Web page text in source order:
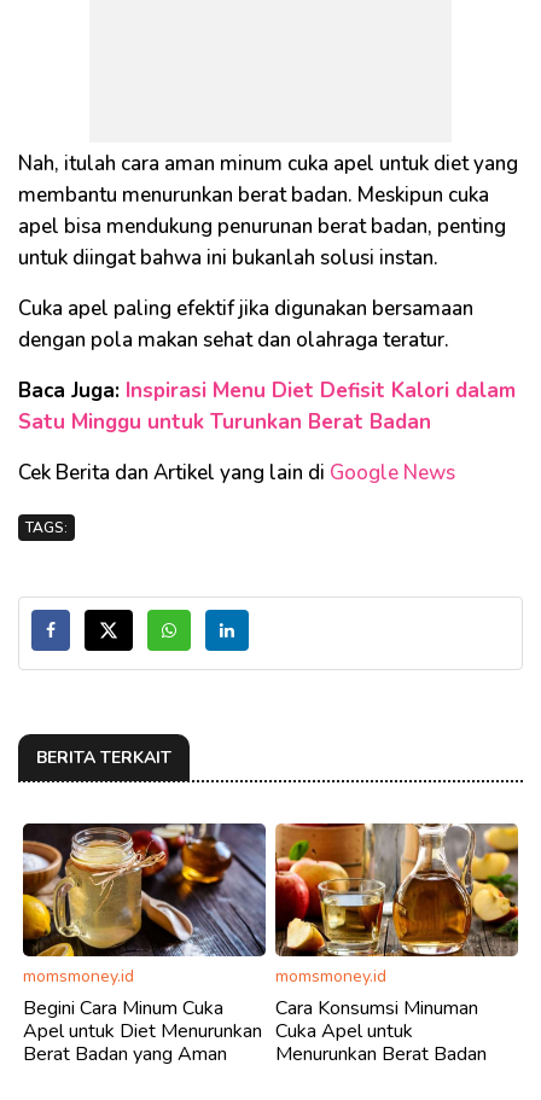
Nah, itulah cara aman minum cuka apel untuk diet yang
membantu menurunkan berat badan. Meskipun cuka
apel bisa mendukung penurunan berat badan, penting
untuk diingat bahwa ini bukanlah solusi instan.
Cuka apel paling efektif jika digunakan bersamaan
dengan pola makan sehat dan olahraga teratur.
Baca Juga: Inspirasi Menu Diet Defisit Kalori dalam
Satu Minggu untuk Turunkan Berat Badan
Cek Berita dan Artikel yang lain di Google News
TAGS:
BERITA TERKAIT
momsmoney.id
Begini Cara Minum Cuka
Apel untuk Diet Menurunkan
Berat Badan yang Aman
momsmoney.id
Cara Konsumsi Minuman
Cuka Apel untuk
Menurunkan Berat Badan